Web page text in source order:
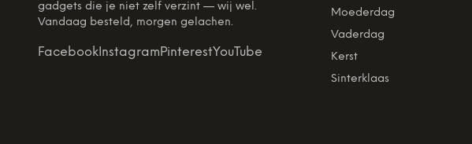
gadgets die je niet zelf verzint — wij wel.
Vandaag besteld, morgen gelachen.
Facebook InstagramPinterestYouTube
Moederdag
Vaderdag
Kerst
Sinterklaas